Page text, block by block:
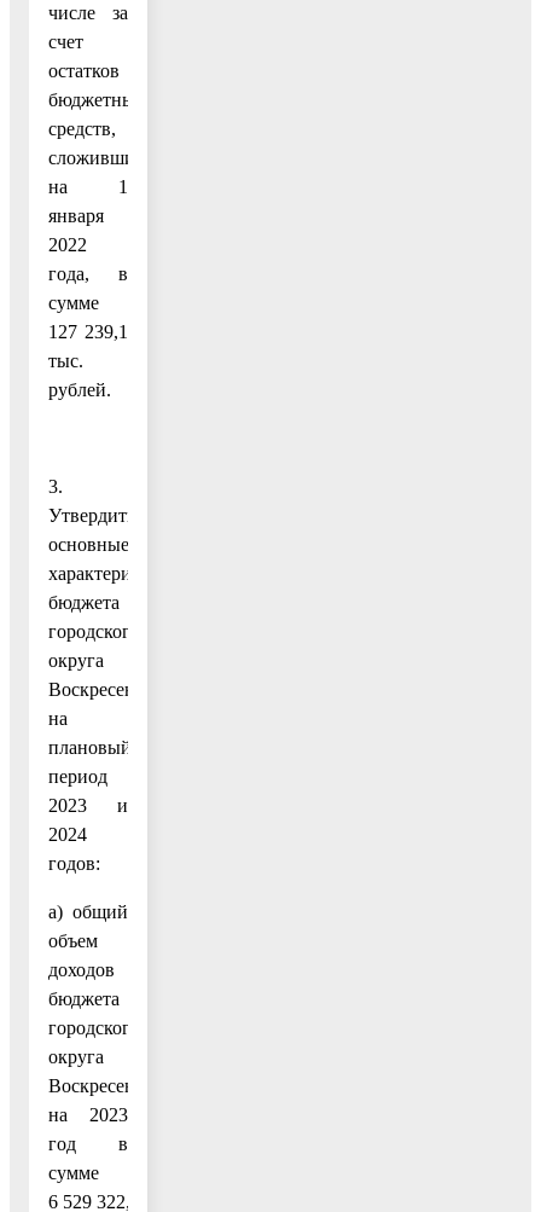
числе за
счет
остатков
бюджетных
средств,
сложившихся
на 1
января
2022
года, в
сумме
127 239,1
тыс.
рублей.
3.
Утвердить
основные
характеристики
бюджета
городского
округа
Воскресенск
на
плановый
период
2023 и
2024
годов:
а) общий
объем
доходов
бюджета
городского
округа
Воскресенск
на 2023
год в
сумме
6 529 322,8